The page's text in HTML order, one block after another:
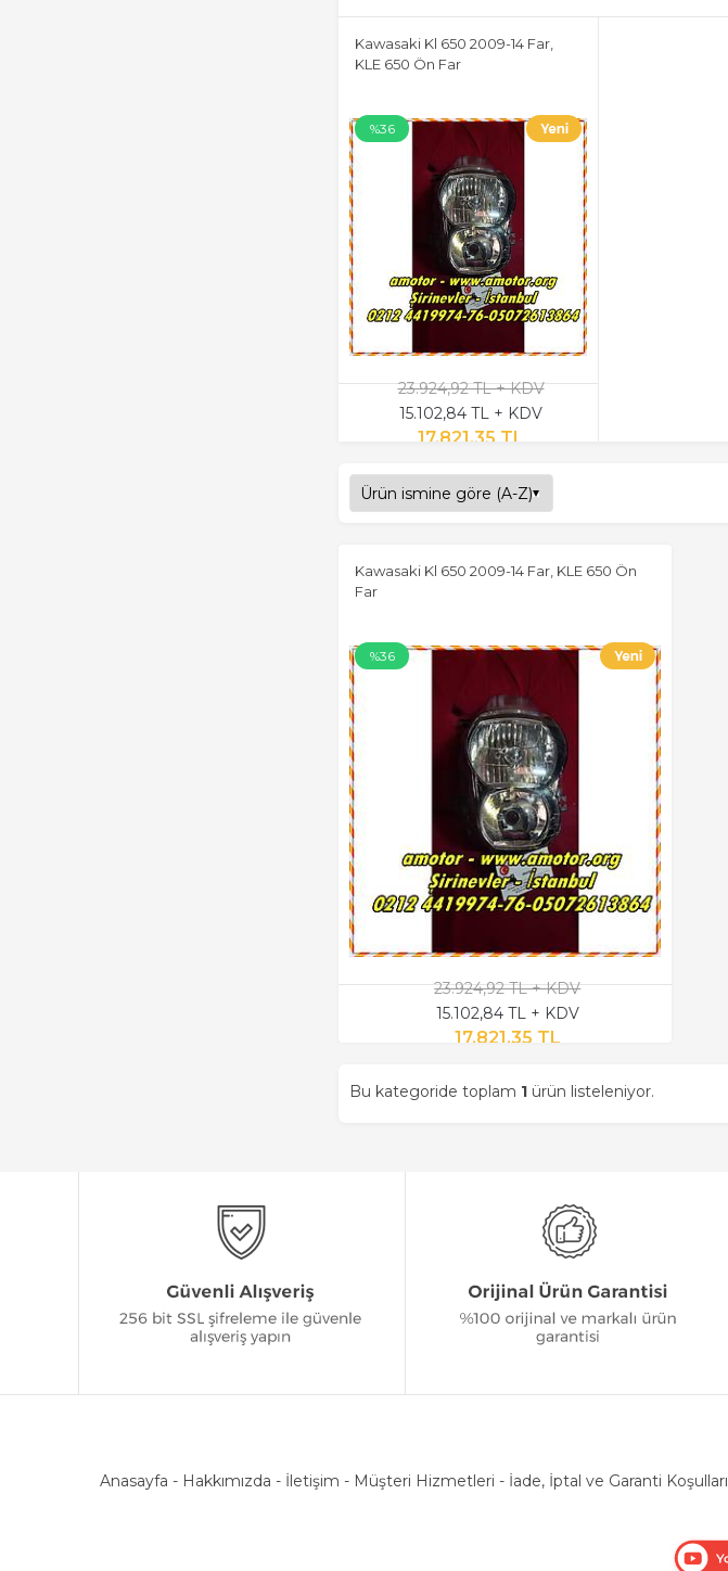
Kawasaki Kl 650 2009-14 Far,
KLE 650 Ön Far
%36
23.924,92 TL + KDV
15.102,84 TL + KDV
17.821,35 TL
Kawasaki Kl 650 2009-14 Far, KLE 650 Ön
Far
%36
23.924,92 TL + KDV
15.102,84 TL + KDV
17.821,35 TL
Bu kategoride toplam 1 ürün listeleniyor.
Anasayfa - Hakkımızda - İletişim - Müşteri Hizmetleri - İade, İptal ve Garanti Koşulları